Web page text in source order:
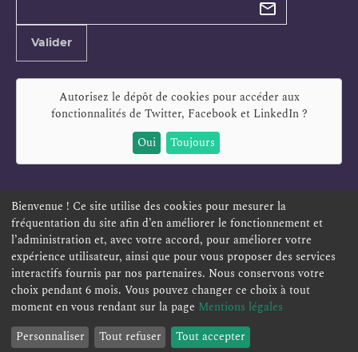
Valider
Autorisez le dépôt de cookies pour accéder aux
fonctionnalités de Twitter, Facebook et LinkedIn?
Oui
Toujours
ESPACE PERSONNEL OFFRES D'EMPLOI SIGNALEMENT
TÉLÉSERVICES PLAN DU SITE
ACCESSIBILITÉ POLITIQUE DE CONFIDENTIALITÉ
MENTIONS LÉGALES CONTACT
Bienvenue ! Ce site utilise des cookies pour mesurer la
fréquentation du site afin d’en améliorer le fonctionnement et
l’administration et, avec votre accord, pour améliorer votre
expérience utilisateur, ainsi que pour vous proposer des services
interactifs fournis par nos partenaires. Nous conservons votre
choix pendant 6 mois. Vous pouvez changer ce choix à tout
moment en vous rendant sur la page Mentions légales
Personnaliser
Tout refuser Tout accepter